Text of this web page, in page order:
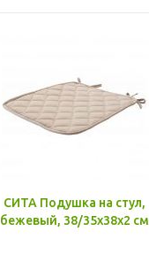
СИТА Подушка на стул,
бежевый, 38/35x38x2 см